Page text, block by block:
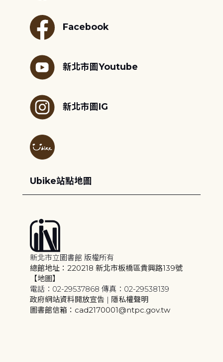
Facebook
新北市圖Youtube
新北市圖IG
Ubike站點地圖
新北市立圖書館 版權所有
總館地址：220218 新北市板橋區貴興路139號
【地圖】
電話：02-29537868 傳真：02-29538139
政府網站資料開放宣告 | 隱私權聲明
圖書館信箱：cad2170001@ntpc.gov.tw